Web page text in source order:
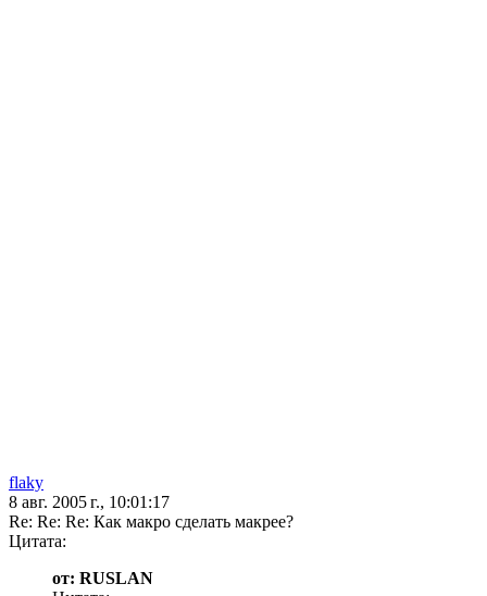
flaky
8 авг. 2005 г., 10:01:17
Re: Re: Re: Как макро сделать макрее?
Цитата:
от: RUSLAN